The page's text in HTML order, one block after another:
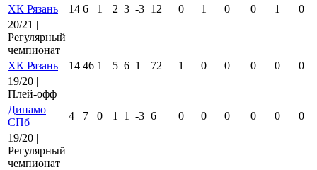
ХК Рязань
14 6 1 2 3 -3 12 0 1 0 0 1 0
20/21 |
Регулярный
чемпионат
ХК Рязань
14 46 1 5 6 1 72 1 0 0 0 0 0
19/20 |
Плей-офф
Динамо
СПб
4 7 0 1 1 -3 6 0 0 0 0 0 0
19/20 |
Регулярный
чемпионат